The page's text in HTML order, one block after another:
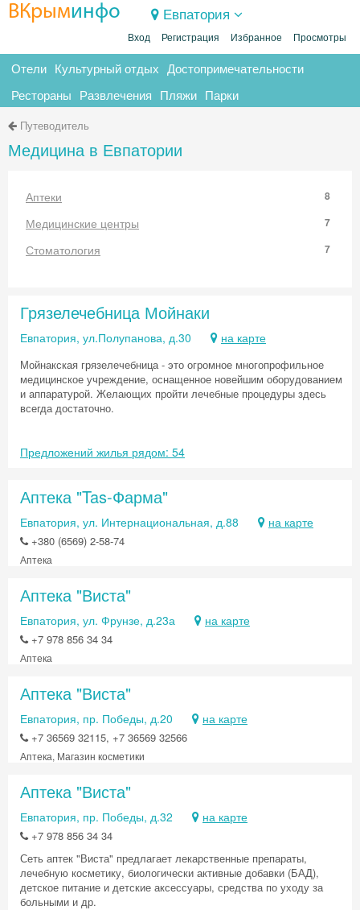
ВКрыминфо Евпатория
Вход Регистрация Избранное Просмотры
Отели Культурный отдых Достопримечательности
Рестораны Развлечения Пляжи Парки
Путеводитель
Медицина в Евпатории
Аптеки 8
Медицинские центры 7
Стоматология 7
Грязелечебница Мойнаки
Евпатория, ул.Полупанова, д.30 на карте
Мойнакская грязелечебница - это огромное многопрофильное
медицинское учреждение, оснащенное новейшим оборудованием
и аппаратурой. Желающих пройти лечебные процедуры здесь
всегда достаточно.
Предложений жилья рядом: 54
Аптека "Tas-Фарма"
Евпатория, ул. Интернациональная, д.88 на карте
+380 (6569) 2-58-74
Аптека
Аптека "Виста"
Евпатория, ул. Фрунзе, д.23а на карте
+7 978 856 34 34
Аптека
Аптека "Виста"
Евпатория, пр. Победы, д.20 на карте
+7 36569 32115, +7 36569 32566
Аптека, Магазин косметики
Аптека "Виста"
Евпатория, пр. Победы, д.32 на карте
+7 978 856 34 34
Сеть аптек "Виста" предлагает лекарственные препараты,
лечебную косметику, биологически активные добавки (БАД),
детское питание и детские аксессуары, средства по уходу за
больными и др.